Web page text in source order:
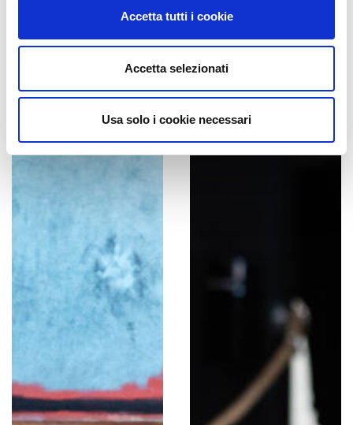
Accetta tutti i cookie
Accetta selezionati
Usa solo i cookie necessari